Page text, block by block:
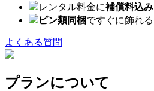
レンタル料金に補償料込み
ピン類同梱ですぐに飾れる
よくある質問
プランについて